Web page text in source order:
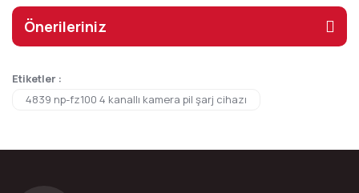
Önerileriniz
Etiketler :
4839 np-fz100 4 kanallı kamera pil şarj cihazı